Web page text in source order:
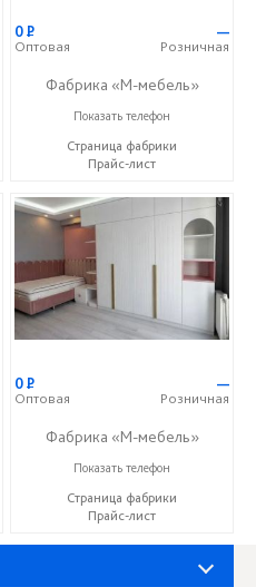
0Р
Оптовая
—
Розничная
Фабрика «М-мебель»
+7 (902) 349-19-19
Показать телефон
Страница фабрики
Прайс-лист
0Р
Оптовая
—
Розничная
Фабрика «М-мебель»
+7 (902) 349-19-19
Показать телефон
Страница фабрики
Прайс-лист